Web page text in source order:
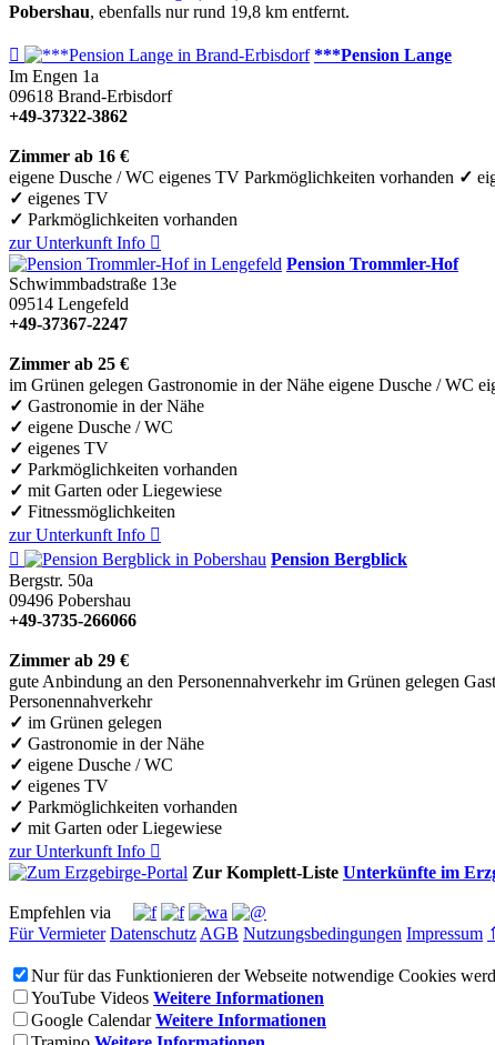
Pobershau, ebenfalls nur rund 19,8 km entfernt.

***Pension Lange
Im Engen 1a
09618 Brand-Erbisdorf
+49-37322-3862
Zimmer ab 16 €
eigene Dusche / WC eigenes TV Parkmöglichkeiten vorhanden ✓
✓ eigenes TV
✓ Parkmöglichkeiten vorhanden
zur Unterkunft Info 
Pension Trommler-Hof
Schwimmbadstraße 13e
09514 Lengefeld
+49-37367-2247
Zimmer ab 25 €
im Grünen gelegen Gastronomie in der Nähe eigene Dusche / WC
✓ Gastronomie in der Nähe
✓ eigene Dusche / WC
✓ eigenes TV
✓ Parkmöglichkeiten vorhanden
✓ mit Garten oder Liegewiese
✓ Fitnessmöglichkeiten
zur Unterkunft Info 

Pension Bergblick
Bergstr. 50a
09496 Pobershau
+49-3735-266066
Zimmer ab 29 €
gute Anbindung an den Personennahverkehr im Grünen gelegen
Personennahverkehr
✓ im Grünen gelegen
✓ Gastronomie in der Nähe
✓ eigene Dusche / WC
✓ eigenes TV
✓ Parkmöglichkeiten vorhanden
✓ mit Garten oder Liegewiese
zur Unterkunft Info 
Zur Komplett-Liste Unterkünfte im
Empfehlen via
Für Vermieter Datenschutz AGB Nutzungsbedingungen Impressum
Nur für das Funktionieren der Webseite notwendige Cookies
YouTube Videos Weitere Informationen
Google Calendar Weitere Informationen